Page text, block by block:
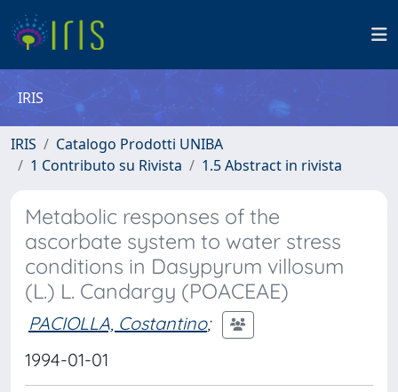
IRIS
IRIS
Catalogo Prodotti UNIBA
1 Contributo su Rivista
1.5 Abstract in rivista
Metabolic responses of the
ascorbate system to water stress
conditions in Dasypyrum villosum
(L.) L. Candargy (POACEAE)
PACIOLLA, Costantino;
1994-01-01